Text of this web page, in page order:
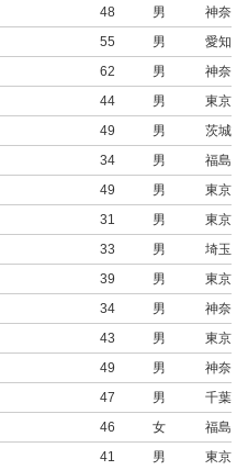
48 男
神奈川
55 男
愛知県
62 男
神奈川
44 男
東京都
49 男
茨城県
34 男
福島県
49 男
東京都
31 男
東京都
33 男
埼玉県
39 男
東京都
34 男
神奈川
43 男
東京都
49 男
神奈川
47 男
千葉県
46 女
福島県
41 男 東京都